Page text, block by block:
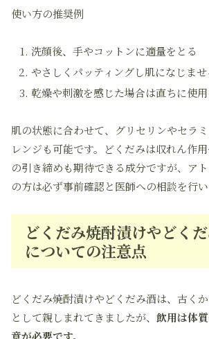
使い方の推奨例
洗顔後、手やコットンに適量をとる
やさしくパッティングし肌になじませ
乾燥や刺激を感じた場合は直ちに使
肌の状態に合わせて、グリセリンやセラ
レンジも可能です。どくだみは収れん作
の引き締めも期待できる成分ですが、ア
の方は必ず事前確認と医師への相談を行い
どくだみ焼酎漬けやどく
についての注意点
どくだみ焼酎漬けやどくだみ酒は、古く
として親しまれてきましたが、 飲用は体
意が必要です。